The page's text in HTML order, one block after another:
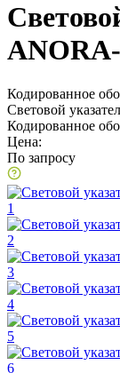
Кодированное
Световой
Кодированное
Цена:
По запросу